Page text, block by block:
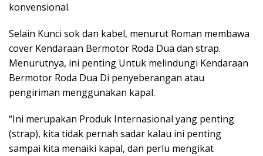
konvensional.
Selain Kunci sok dan kabel, menurut Roman membawa
cover Kendaraan Bermotor Roda Dua dan strap.
Menurutnya, ini penting Untuk melindungi Kendaraan
Bermotor Roda Dua Di penyeberangan atau
pengiriman menggunakan kapal.
“Ini merupakan Produk Internasional yang penting
(strap), kita tidak pernah sadar kalau ini penting
sampai kita menaiki kapal, dan perlu mengikat